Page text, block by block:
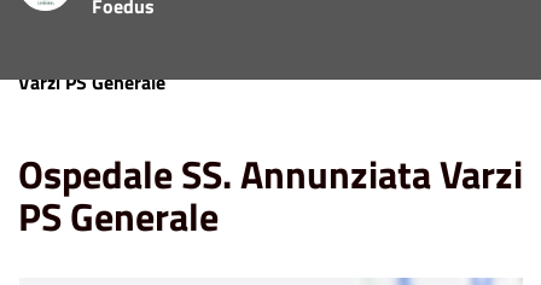
Foedus
Varzi PS Generale
Ospedale SS. Annunziata Varzi
PS Generale